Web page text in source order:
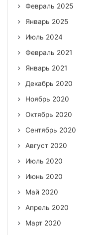
Февраль 2025
Январь 2025
Июль 2024
Февраль 2021
Январь 2021
Декабрь 2020
Ноябрь 2020
Октябрь 2020
Сентябрь 2020
Август 2020
Июль 2020
Июнь 2020
Май 2020
Апрель 2020
Март 2020